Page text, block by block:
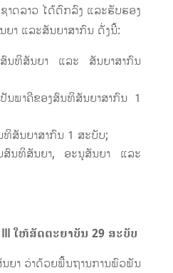
າດລາວ ໄດ້ຕົກລົງ ແລະຮັບຮອງ
າ ແລະສັນຍາສາກົນ ດັ່ງນີ້:
ນທິສັນຍາ ແລະ ສັນຍາສາກົນ
ນພາຄີຂອງສົນທິສັນຍາສາກົນ 1
ສັນຍາສາກົນ 1 ສະບັບ;
ສົນທິສັນຍາ, ອະນຸສັນຍາ ແລະ
III ໃຫ້ສັດຕະຍາບັນ 29ສະບັບ
ຍາ ວ່າດ້ວຍພື້ນຖານການພົວພັນ